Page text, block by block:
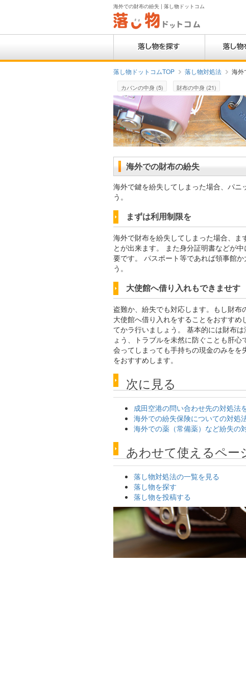
海外での財布の紛失 | 落し物ドットコム
落し物ドットコムTOP 落し物対処法 海外
カバンの中身 (5) 財布の中身 (21)
海外での財布の紛失
海外で鍵を紛失してしまった場合、パ
う。
まずは利用制限を
海外で財布を紛失してしまった場合、
とが出来ます。 また身分証明書などが
要です。 パスポート等であれば領事館
う。
大使館へ借り入れもできませす
盗難か、紛失でも対応します。もし財
大使館へ借り入れをすることをおすす
てかラ行いましょう。 基本的には財布
ょう、トラブルを未然に防ぐことも肝
会ってしまっても手持ちの現金のみを
をおすすめします。
次に見る
成田空港の問い合わせ先の対処法
海外での紛失保険についての対処
海外での薬（常備薬）など紛失の
あわせて使えるペー
落し物対処法の一覧を見る
落し物を探す
落し物を投稿する